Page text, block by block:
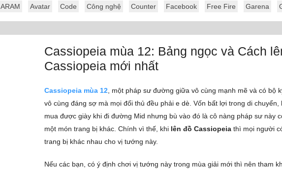
ARAM Avatar Code Công nghệ Counter Facebook Free Fire Garena
Cassiopeia mùa 12: Bảng ngọc và Cách
Cassiopeia mới nhất
Cassiopeia mùa 12 , một pháp sư đường giữa vô cùng mạnh mẽ và có bộ
vô cùng đáng sợ mà mọi đối thủ đều phải e dè. Vốn bất lợi trong di chuyển,
mua được giày khi đi đường Mid nhưng bù vào đó là cô nàng pháp sư này
một món trang bị khác. Chính vì thế, khi lên đồ Cassiopeia thì mọi người
trang bị khác nhau cho vị tướng này.
Nếu các bạn, có ý định chơi vị tướng này trong mùa giải mới thì nên tham